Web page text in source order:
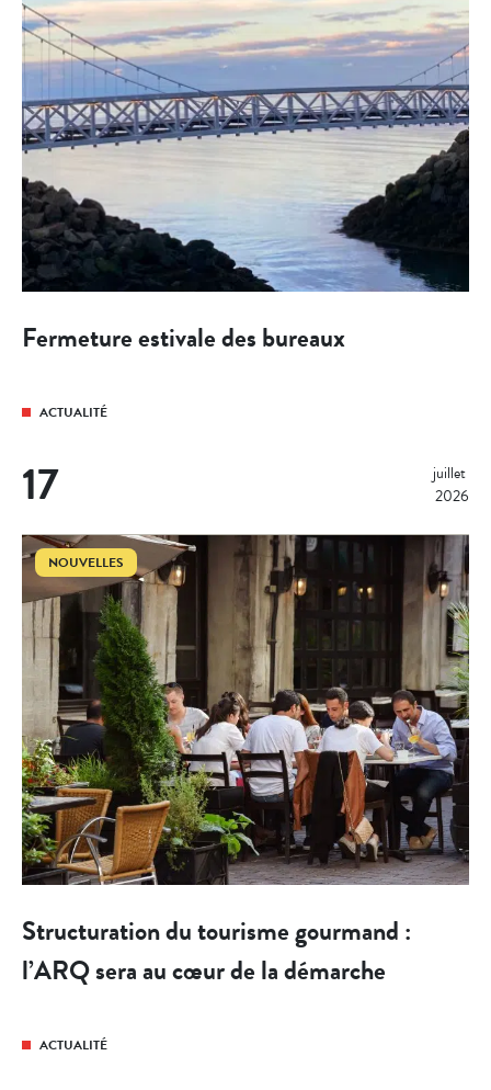
Fermeture estivale des bureaux
ACTUALITÉ
17
juillet
2026
NOUVELLES
Structuration du tourisme gourmand :
l’ARQ sera au cœur de la démarche
ACTUALITÉ